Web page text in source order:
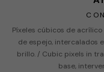
Píxeles cúbicos de
de espejo, intercalados
brillo. / Cubic pixels in
base,